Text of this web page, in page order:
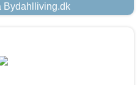
Bydahlliving.dk